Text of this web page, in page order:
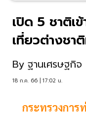
เปิด 5 ชาติเ
เที่ยวต่างชา
By ฐานเศรษฐกิจ
18 ก.ค. 66 | 17:02 น.
กระทรวงการ